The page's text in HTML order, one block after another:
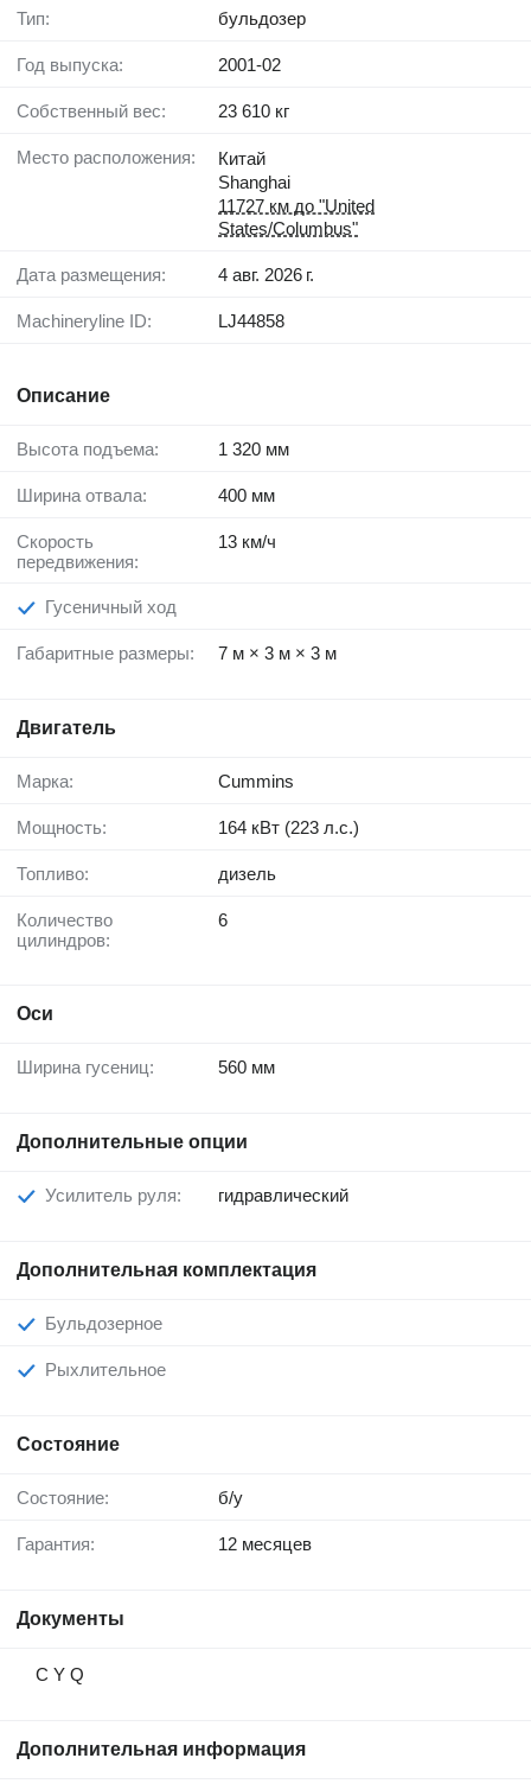
Тип: бульдозер
Год выпуска: 2001-02
Собственный вес: 23 610 кг
Место расположения:
Китай
Shanghai
11727 км до "United
States/Columbus"
Дата размещения: 4 авг. 2026 г.
Machineryline ID: LJ44858
Описание
Высота подъема: 1 320 мм
Ширина отвала: 400 мм
Скорость
передвижения:
13 км/ч
Гусеничный ход
Габаритные размеры: 7 м × 3 м × 3 м
Двигатель
Марка: Cummins
Мощность: 164 кВт (223 л.с.)
Топливо: дизель
Количество
цилиндров:
6
Оси
Ширина гусениц: 560 мм
Дополнительные опции
Усилитель руля: гидравлический
Дополнительная комплектация
Бульдозерное
Рыхлительное
Состояние
Состояние: б/у
Гарантия: 12 месяцев
Документы
C Y Q
Дополнительная информация